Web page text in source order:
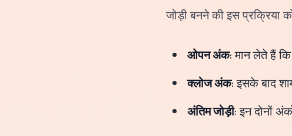
जोड़ी बनने की इस
ओपन अंक:मान लेते हैं
क्लोज अंक:इसके बाद
अंतिम जोड़ी:इन दोनों